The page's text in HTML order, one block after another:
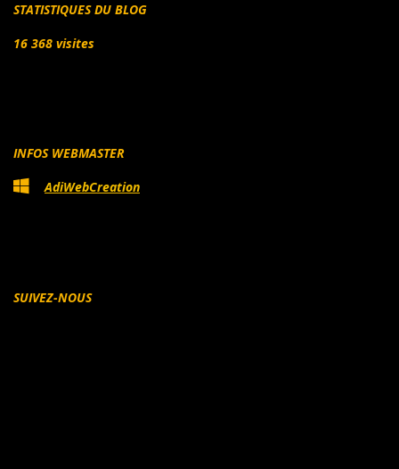
STATISTIQUES DU BLOG
16 368 visites
INFOS WEBMASTER
AdiWebCreation
SUIVEZ-NOUS